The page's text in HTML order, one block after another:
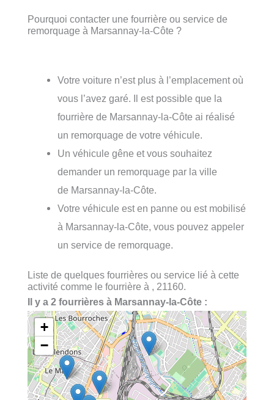
Pourquoi contacter une fourrière ou service de
remorquage à Marsannay-la-Côte ?
Votre voiture n’est plus à l’emplacement où
vous l’avez garé. Il est possible que la
fourrière de Marsannay-la-Côte ai réalisé
un remorquage de votre véhicule.
Un véhicule gêne et vous souhaitez
demander un remorquage par la ville
de Marsannay-la-Côte.
Votre véhicule est en panne ou est mobilisé
à Marsannay-la-Côte, vous pouvez appeler
un service de remorquage.
Liste de quelques fourrières ou service lié à cette
activité comme le fourrière à , 21160.
Il y a 2 fourrières à Marsannay-la-Côte :
+
−